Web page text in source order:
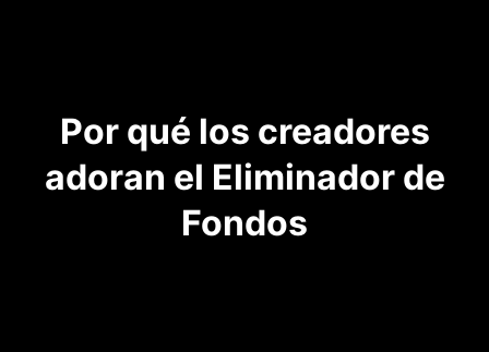
Por qué los creadores
adoran el Eliminador de
Fondos